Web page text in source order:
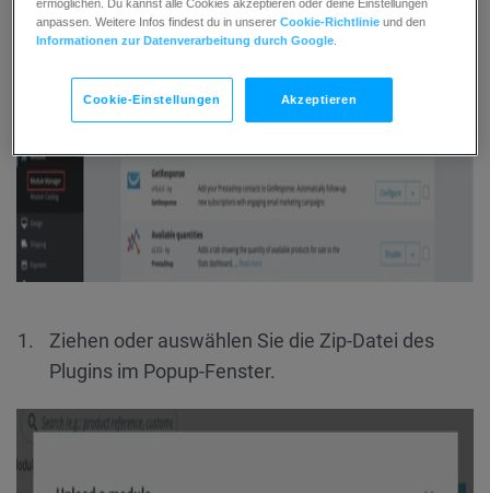
Ziehen oder auswählen Sie die Zip-Datei des
Plugins im Popup-Fenster.
ermöglichen. Du kannst alle Cookies akzeptieren oder deine Einstellungen
anpassen. Weitere Infos findest du in unsererCookie-Richtlinie und den
Informationen zur Datenverarbeitung durch Google
Cookie-Einstellungen Akzeptieren